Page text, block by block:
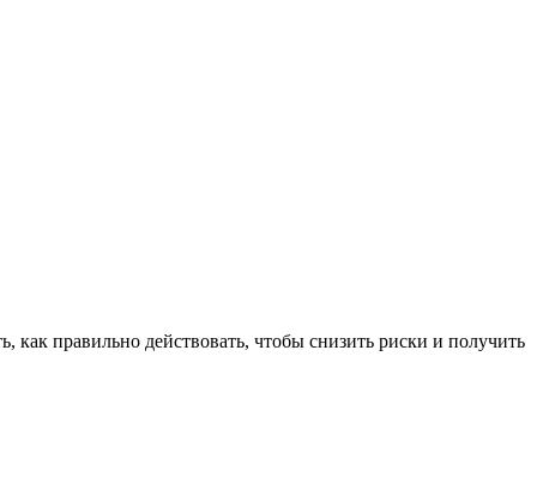
правильно действовать, чтобы снизить риски и получить